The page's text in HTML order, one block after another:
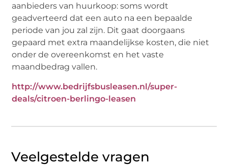
aanbieders van huurkoop: soms wordt
geadverteerd dat een auto na een bepaalde
periode van jou zal zijn. Dit gaat doorgaans
gepaard met extra maandelijkse kosten, die niet
onder de overeenkomst en het vaste
maandbedrag vallen.
http://www.bedrijfsbusleasen.nl/super-
deals/citroen-berlingo-leasen
Veelgestelde vragen